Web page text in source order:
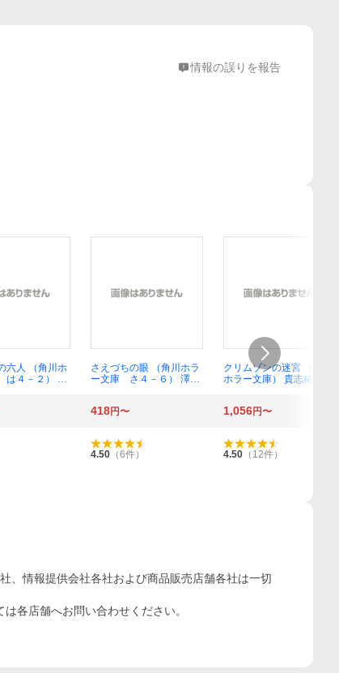
情報の誤りを報告
六人 （角川ホ
４－２） 原
さえづちの眼 （角川ホラ
ー文庫 さ４－６） 澤村
クリムゾンの迷宮 （角川
ホラー文庫） 貴志祐介／
418円〜 1,056円〜
4.50 （6件） 4.50 （ 12件）
、情報提供会社各社および商品販売店舗各社は一切
各店舗へお問い合わせください。